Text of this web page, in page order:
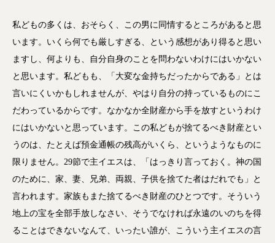
私どもの多くは、おそらく、この男に同情するところがあると思
います。いくら何でも厳しすぎる、という感想があり得ると思い
ますし、何よりも、自分自身のことを問わないわけにはいかない
と思います。私どもも、「大変な金持ちだったからである」とは
言いにくいかもしれませんが、やはり自分の持っているものにこ
だわっているからです。なかなか全財産から手を放すというわけ
にはいかないと思っています。この私どもが捨てるべき財産とい
うのは、たとえば預金通帳の残高がいくら、というようなものに
限りません。29節で主イエスは、「はっきり言っておく。神の国
のために、家、妻、兄弟、両親、子供を捨てた者はだれでも」と
言われます。家族もまた捨てるべき財産のひとつです。そういう
地上の宝を全部手放しなさい、そうでなければ永遠のいのちを得
ることはできないなんて、いったい誰が、こういう主イエスの言